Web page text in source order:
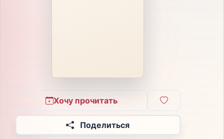
Хочу прочитать
Поделиться